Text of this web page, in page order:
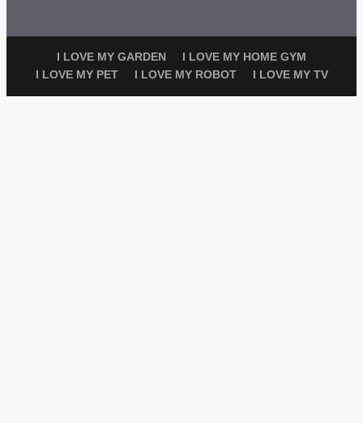
I LOVE MY GARDEN
I LOVE MY HOME GYM
I LOVE MY PET
I LOVE MY ROBOT I LOVE MY TV